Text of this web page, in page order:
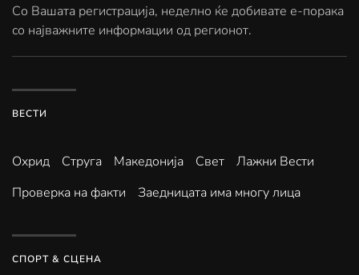
Со Вашата регистрација, неделно ќе добивате е-порака
со најважните информации од регионот.
ВЕСТИ
Охрид Струга Македонија Свет
Лажни Вести
Проверка на факти
Заедницата има многу лица
СПОРТ & СЦЕНА